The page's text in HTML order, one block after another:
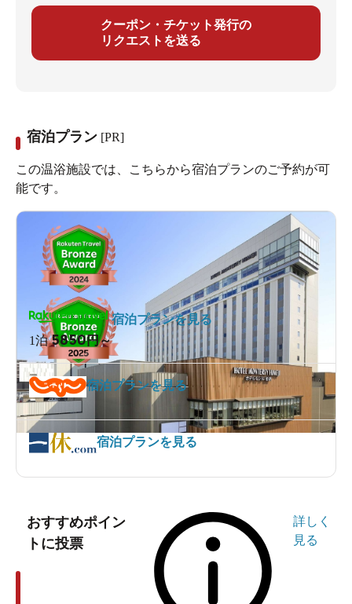
クーポン・チケット発行の
リクエストを送る
宿泊プラン [PR]
この温浴施設では、こちらから宿泊プランのご予約が可
能です。
1泊5850円～
宿泊プランを見る
宿泊プランを見る
宿泊プランを見る
おすすめポイン
トに投票
詳しく
見る